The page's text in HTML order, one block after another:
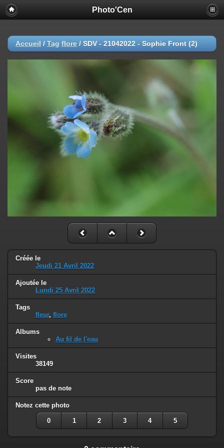
Photo'Cen
Accueil / Tag flore / SDV - 21042022 - Sophie Front (2)
Créée le
Jeudi 21 Avril 2022
Ajoutée le
Lundi 25 Avril 2022
Tags
fleur, flore
Albums
Au fil de l'eau
Visites
38149
Score
pas de note
Notez cette photo
0 1 2 3 4 5